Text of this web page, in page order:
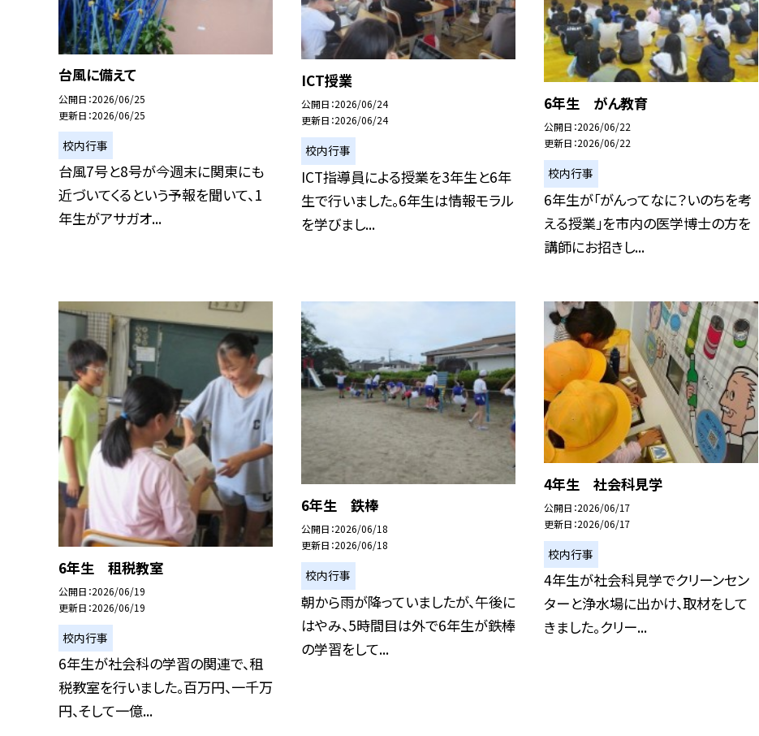
台風に備えて
公開日 2026/06/25
更新日 2026/06/25
校内行事
台風7号と8号が今週末に関東にも
近づいてくるという予報を聞いて、1
年生がアサガオ...
ICT授業
公開日 2026/06/24
更新日 2026/06/24
校内行事
ICT指導員による授業を3年生と6年
生で行いました。6年生は情報モラル
を学びまし...
6年生 がん教育
公開日 2026/06/22
更新日 2026/06/22
校内行事
6年生が「がんってなに？いのちを考
える授業」を市内の医学博士の方を
講師にお招きし...
6年生 租税教室
公開日 2026/06/19
更新日 2026/06/19
校内行事
6年生が社会科の学習の関連で、租
税教室を行いました。百万円、一千万
円、そして一億...
6年生 鉄棒
公開日 2026/06/18
更新日 2026/06/18
校内行事
朝から雨が降っていましたが、午後に
はやみ、5時間目は外で6年生が鉄棒
の学習をして...
4年生 社会科見学
公開日 2026/06/17
更新日 2026/06/17
校内行事
4年生が社会科見学でクリーンセン
ターと浄水場に出かけ、取材をして
きました。クリー...